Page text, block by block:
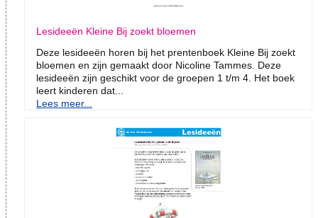
Lesideeën Kleine Bij zoekt bloemen
Deze lesideeën horen bij het prentenboek Kleine Bij zoekt
bloemen en zijn gemaakt door Nicoline Tammes. Deze
lesideeën zijn geschikt voor de groepen 1 t/m 4. Het boek
leert kinderen dat...
Lees meer...